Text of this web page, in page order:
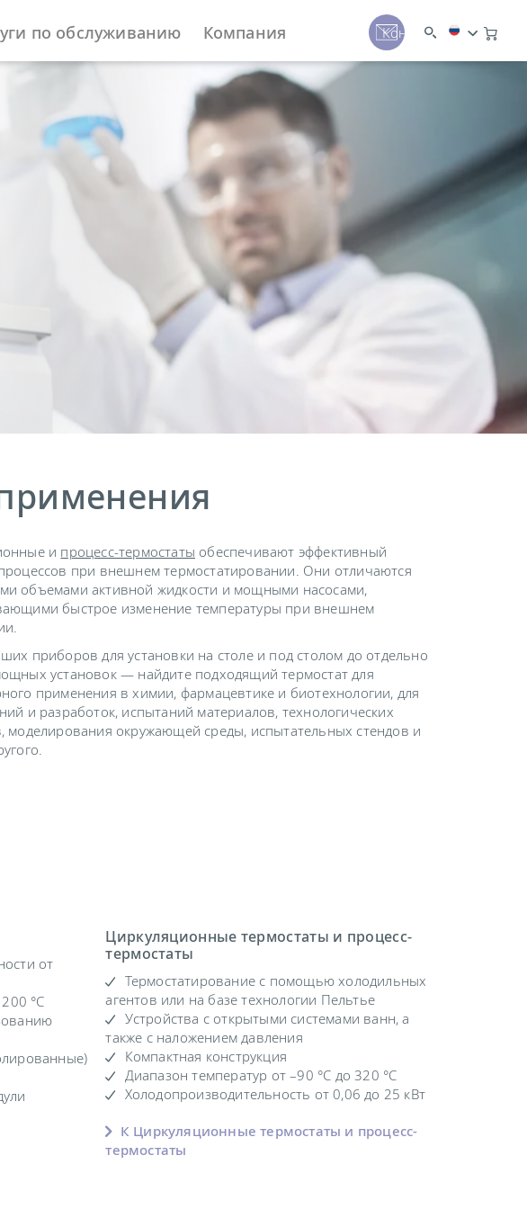
по обслуживанию Компания Контакты
и процесс-термостаты обеспечивают эффективный
при внешнем термостатировании. Они отличаются
объемами активной жидкости и мощными насосами,
быстрое изменение температуры при внешнем
приборов для установки на столе и под столом до отдельно
установок — найдите подходящий термостат для
применения в химии, фармацевтике и биотехнологии, для
и разработок, испытаний материалов, технологических
моделирования окружающей среды, испытательных стендов и
от
°C
Циркуляционные термостаты и процесс-
термостаты
Термостатирование с помощью холодильных
агентов или на базе технологии Пельтье
Устройства с открытыми системами ванн, а
также с наложением давления
Компактная конструкция
Диапазон температур от –90 °C до 320 °C
Холодопроизводительность от 0,06 до 25 кВт
К Циркуляционные термостаты и процесс-
термостаты